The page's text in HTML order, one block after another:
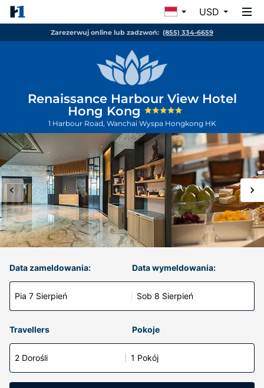
USD
Zarezerwuj online lub zadzwoń: (855) 334-6659
Renaissance Harbour View Hotel
Hong Kong
1 Harbour Road, Wanchai Wyspa Hongkong HK
Data zameldowania:
Pia 7 Sierpień
Data wymeldowania:
Sob 8 Sierpień
Travellers Pokoje
2 Dorośli 1 Pokój